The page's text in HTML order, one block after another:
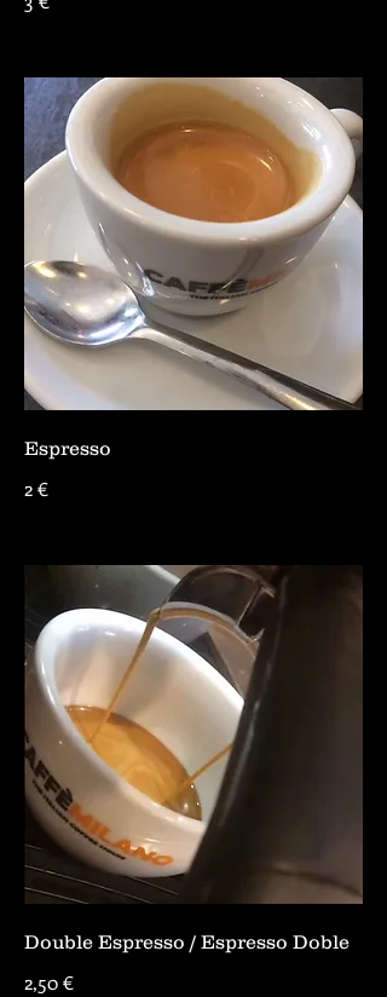
Espresso
2 €
Double Espresso / Espresso Doble
2,50 €